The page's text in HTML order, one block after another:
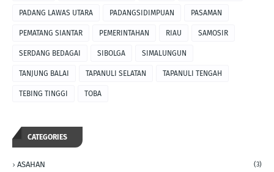
PADANG LAWAS UTARA PADANGSIDIMPUAN PASAMAN
PEMATANG SIANTAR PEMERINTAHAN RIAU SAMOSIR
SERDANG BEDAGAI SIBOLGA SIMALUNGUN
TANJUNG BALAI TAPANULI SELATAN TAPANULI TENGAH
TEBING TINGGI TOBA
CATEGORIES
ASAHAN (3)